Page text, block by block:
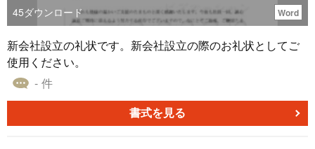
45ダウンロード Word
新会社設立の礼状です。新会社設立の際のお礼状としてご
使用ください。
- 件
書式を見る